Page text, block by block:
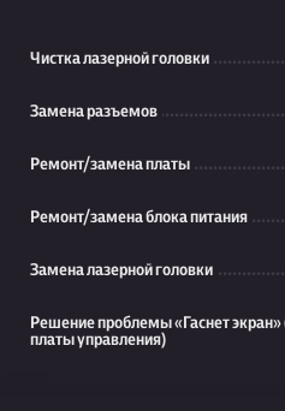
Чистка лазерной головки
Замена разъемов
Ремонт/замена платы
Ремонт/замена блока питания
Замена лазерной головки
Решение проблемы «Гаснет
платы управления)